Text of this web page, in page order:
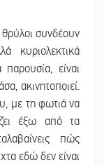
θρύλοι συνδέουν
κυριολεκτικά
είναι
ακινητοποιεί.
με τη φωτιά να
έξω από τα
πώς
εδώ δεν είναι